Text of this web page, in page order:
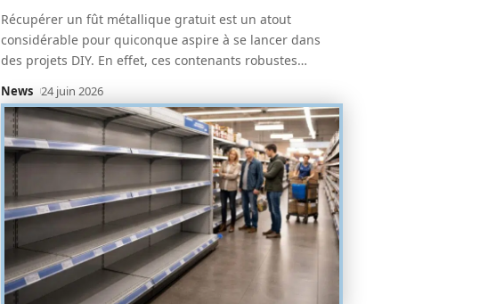
Récupérer un fût métallique gratuit est un atout
considérable pour quiconque aspire à se lancer dans
des projets DIY. En effet, ces contenants robustes…
News 24 juin 2026